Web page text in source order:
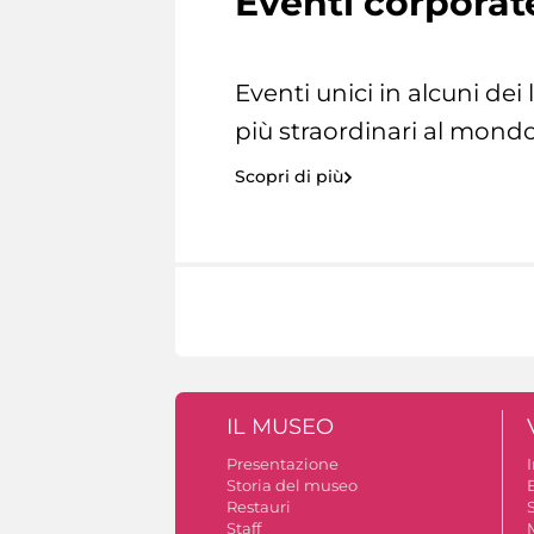
Eventi unici in alcuni dei
più straordinari al
Scopri di più
IL MUSEO
Presentazione
Storia del museo
Restauri
Staff